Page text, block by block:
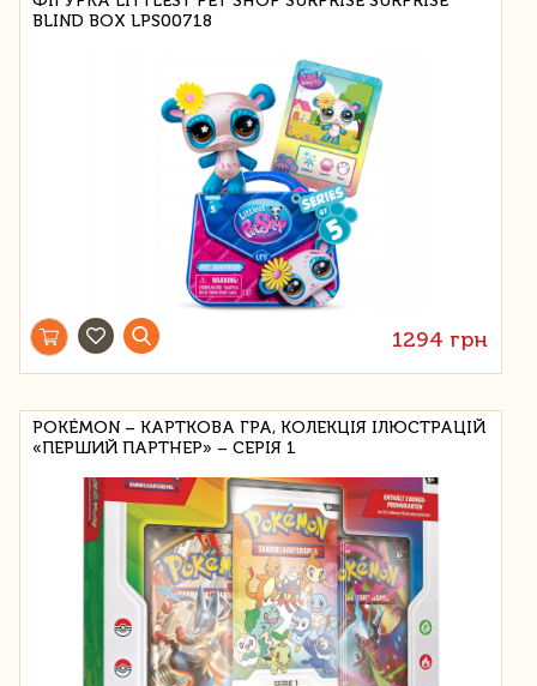
BLIND BOX LPS00718
1294 грн
POKÉMON – КАРТКОВА ГРА, КОЛЕКЦІЯ ІЛЮСТРАЦІЙ
«ПЕРШИЙ ПАРТНЕР» – СЕРІЯ 1